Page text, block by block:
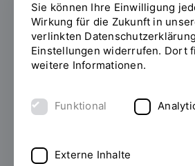
Abschluss der
Vortragsreihe
Regensburg
STADTnah“ beim
Jahn Regensburg
01.12.2021Im Rahmen der
Sie können Ihre Einwilligung
Wirkung für die Zukunft in
verlinkten
Einstellungen widerrufen. Dort
weitere Informationen.
Funktional
Externe Inhalte